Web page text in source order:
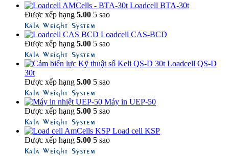
Loadcell BTA-30t
Được xếp hạng 5.00 5 sao
Kala Weight System
Loadcell CAS-BCD
Được xếp hạng 5.00 5 sao
Kala Weight System
Loadcell QS-D
30t
Được xếp hạng 5.00 5 sao
Kala Weight System
Máy in UEP-50
Được xếp hạng 5.00 5 sao
Kala Weight System
Load cell KSP
Được xếp hạng 5.00 5 sao
Kala Weight System